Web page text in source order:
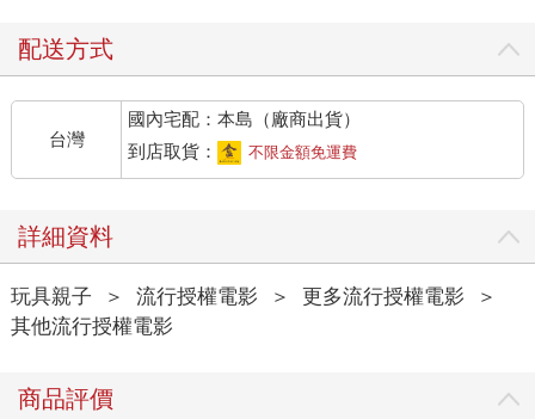
配送方式
台灣
國內宅配：本島（廠商出貨）
到店取貨：
不限金額免運費
詳細資料
玩具親子 ＞ 流行授權電影 ＞ 更多流行授權電影
＞
其他流行授權電影
商品評價